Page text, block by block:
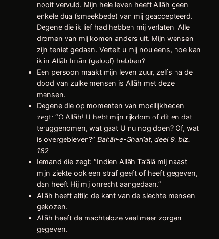
nooit vervuld. Mijn hele leven heeft Allāh geen
enkele dua (smeekbede) van mij geaccepteerd.
Degene die ik lief had hebben mij verlaten. Alle
dromen van mij komen anders uit. Mijn wensen
zijn teniet gedaan. Vertelt u mij nou eens, hoe kan
ik in Allāh Imān (geloof) hebben?
Een persoon maakt mijn leven zuur, zelfs na de
dood van zulke mensen is Allāh met deze
mensen.
Degene die op momenten van moeilijkheden
zegt: “O Allāh! U hebt mijn rijkdom of dit en dat
teruggenomen, wat gaat U nu nog doen? Of, wat
is overgebleven?” Bahār-e-Shari’at, deel 9, blz.
182
Iemand die zegt: “Indien Allāh Ta’ālā mij naast
mijn ziekte ook een straf geeft of heeft gegeven,
dan heeft Hij mij onrecht aangedaan.”
Allāh heeft altijd de kant van de slechte mensen
gekozen.
Allāh heeft de machteloze veel meer zorgen
gegeven.